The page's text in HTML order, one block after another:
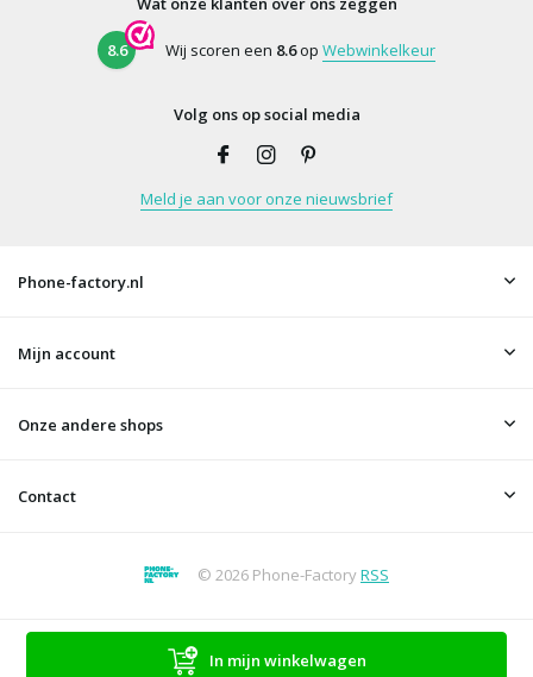
In mijn winkelwagen
8.6 Wij scoren een 8.6op Webwinkelkeur
Volg ons op social media
Meld je aan voor onze nieuwsbrief
Phone-factory.nl
Mijn account
Onze andere shops
Contact
© 2026 Phone-FactoryRSS